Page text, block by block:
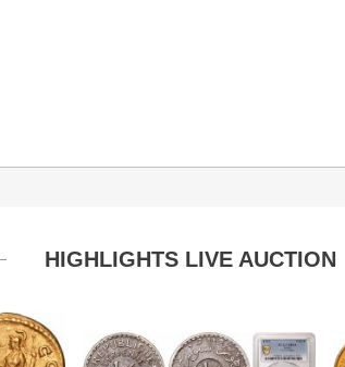
HIGHLIGHTS LIVE AUCTION